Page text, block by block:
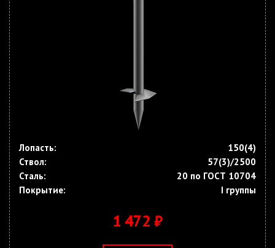
Лопасть:
150(4)
Ствол:
57(3)/2500
Сталь:
20 по ГОСТ 10704
Покрытие:
I группы
1 472 ₽